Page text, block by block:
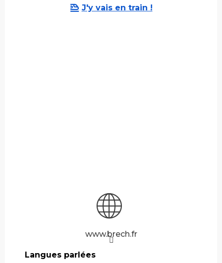
J'y vais en train !
www.brech.fr
Langues parlées
Langues parlées